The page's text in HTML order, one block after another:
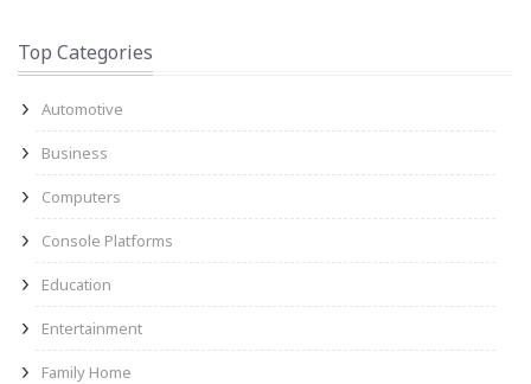
Top Categories
Automotive
Business
Computers
Console Platforms
Education
Entertainment
Family Home